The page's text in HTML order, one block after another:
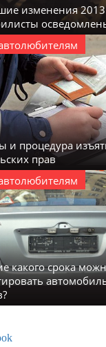
изменения
и процедура
прав
какого срока